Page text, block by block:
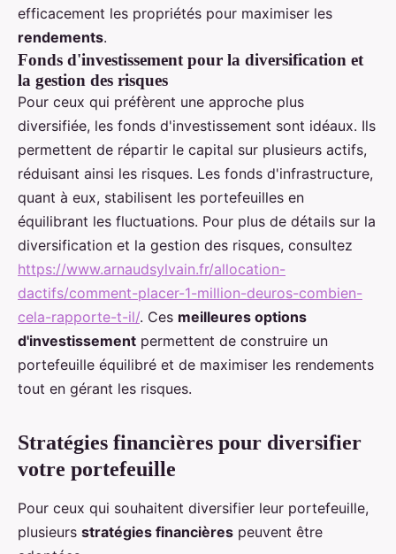
efficacement les propriétés pour maximiser les
rendements.
Fonds d'investissement pour la diversification et
la gestion des risques
Pour ceux qui préfèrent une approche plus
diversifiée, les fonds d'investissement sont idéaux. Ils
permettent de répartir le capital sur plusieurs actifs,
réduisant ainsi les risques. Les fonds d'infrastructure,
quant à eux, stabilisent les portefeuilles en
équilibrant les fluctuations. Pour plus de détails sur la
diversification et la gestion des risques, consultez
https://www.arnaudsylvain.fr/allocation-
dactifs/comment-placer-1-million-deuros-combien-
cela-rapporte-t-il/. Ces meilleures options
d'investissement permettent de construire un
portefeuille équilibré et de maximiser les rendements
tout en gérant les risques.
Stratégies financières pour diversifier
votre portefeuille
Pour ceux qui souhaitent diversifier leur portefeuille,
plusieurs stratégies financières peuvent être